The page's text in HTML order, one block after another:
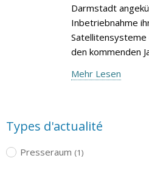
Darmstadt
Inbetriebnahme
Satellitensysteme
den kommenden
Mehr Lesen
Types d'actualité
Presseraum (1)